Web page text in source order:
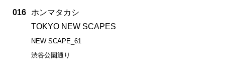
016
ホンマタカシ
TOKYO NEW SCAPES
NEW SCAPE_61
渋谷公園通り